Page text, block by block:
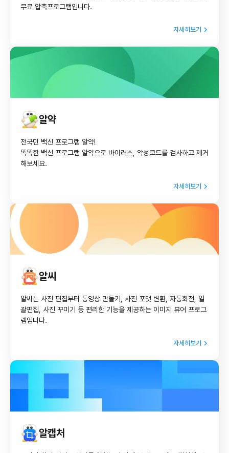
무료 압축프로그램입니다.
자세히보기
알약
전국민 백신 프로그램 알약!
똑똑한 백신 프로그램 알약으로 바이러스, 악성코드를 검사하고 제거
해보세요.
자세히보기
알씨
알씨는 사진 편집부터 동영상 만들기, 사진 포맷 변환, 자동회전, 일
괄편집, 사진 꾸미기 등 편리한 기능을 제공하는 이미지 뷰어 프로그
램입니다.
자세히보기
알캡처